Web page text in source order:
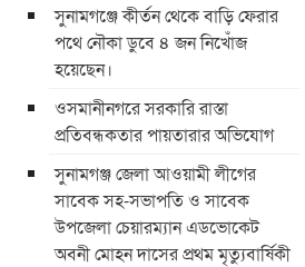
সুনামগঞ্জে কীর্তন থেকে বাড়ি ফেরার
পথে নৌকা ডুবে ৪ জন নিখোঁজ
হয়েছেন।
ওসমানীনগরে সরকারি রাস্তা
প্রতিবন্ধকতার পায়তারার অভিযোগ
সুনামগঞ্জ জেলা আওয়ামী লীগের
সাবেক সহ-সভাপতি ও সাবেক
উপজেলা চেয়ারম্যান এডভোকেট
অবনী মোহন দাসের প্রথম মৃত্যুবার্ষিকী